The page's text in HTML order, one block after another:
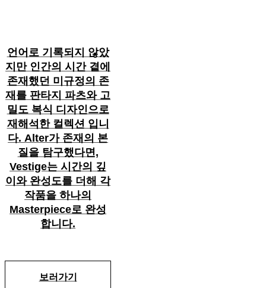
언어로 기록되지 않았
지만 인간의 시간 곁에
존재했던 미규정의 존
재를 판타지 파츠와 고
밀도 복식 디자인으로
재해석한 컬렉션 입니
다. Alter가 존재의 본
질을 탐구했다면,
Vestige는 시간의 깊
이와 완성도를 더해 각
작품을 하나의
Masterpiece로 완성
합니다.
보러가기